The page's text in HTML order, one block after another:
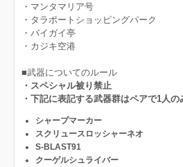
・マンタマリア号
・タラポートショッピングパーク
・バイガイ亭
・カジキ空港
■武器についてのルール
・スペシャル被り禁止
・下記に表記する武器群はペアで1人の
シャープマーカー
スクリュースロッシャーネオ
S-BLAST91
クーゲルシュライバー